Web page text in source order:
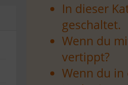
In dieser
geschaltet.
Wenn du
vertippt?
Wenn du